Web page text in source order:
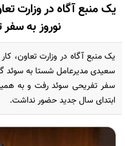
یک منبع آگاه در وزارت
نوروز به
یک منبع آگاه در وزارت تعاون،
سعیدی مدیرعامل شستا به سوئد
سفر تفریحی سوئد رفت و به
ابتدای سال جدید حضور نداشت.